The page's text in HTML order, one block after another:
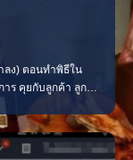
ลง) ตอนทำพิธีใน
าร คุยกับลูกค้า ลูก
งให้ลูกค้าเป็นพัน
หา’ลัย ชอบโทรมา